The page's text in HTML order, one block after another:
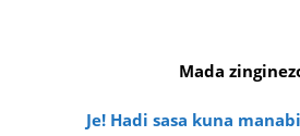
Mada
Je! Hadi sasa kuna